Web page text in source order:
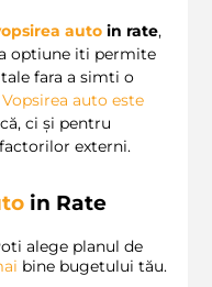
auto in rate,
optiune iti permite
tale fara a simti o
Vopsirea auto este
ci și pentru
externi.
in Rate
alege planul de
bine bugetului tău.